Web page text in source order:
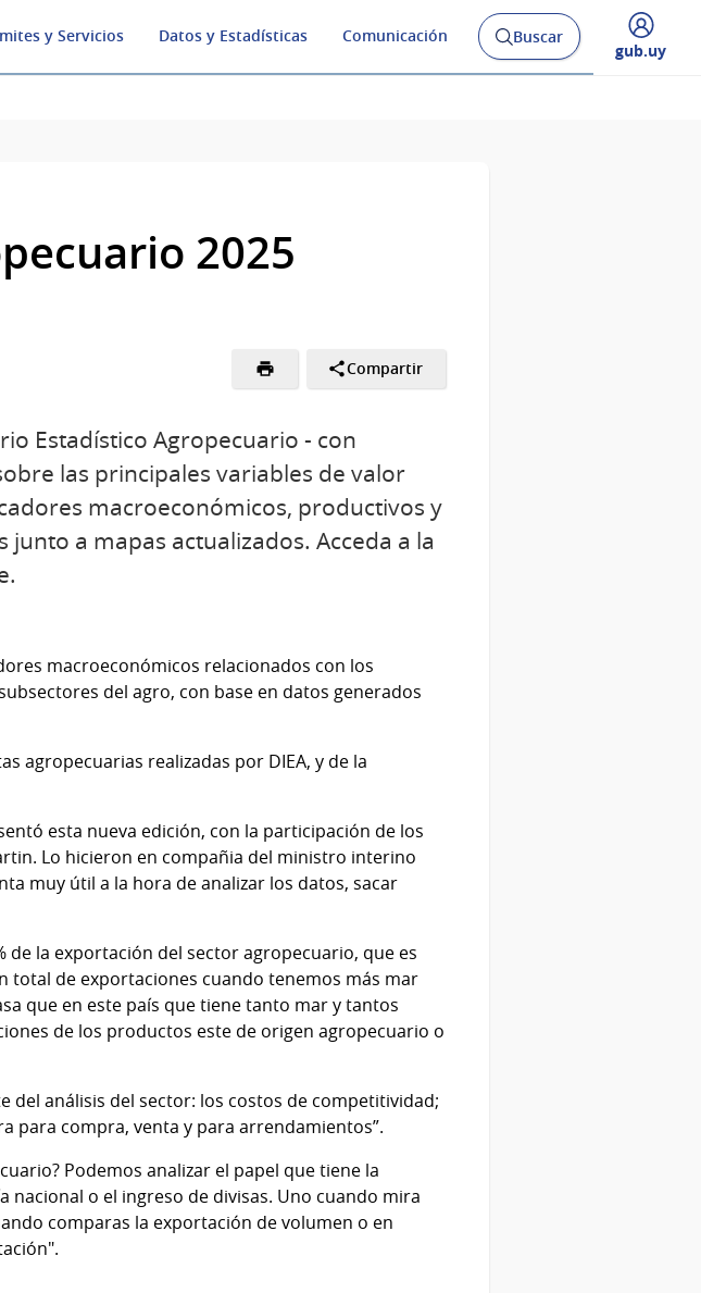
y Servicios Datos y Estadísticas Comunicación
Abrir
buscador
Buscar
Desplegar
gub.uy
2025
Compartir
Estadístico Agropecuario - con
las principales variables de valor
macroeconómicos, productivos y
a mapas actualizados. Acceda a la
macroeconómicos relacionados con los
del agro, con base en datos generados
agropecuarias realizadas por DIEA, y de la
esta nueva edición, con la participación de los
Lo hicieron en compañia del ministro interino
muy útil a la hora de analizar los datos, sacar
de la exportación del sector agropecuario, que es
total de exportaciones cuando tenemos más mar
que en este país que tiene tanto mar y tantos
de los productos este de origen agropecuario o
del análisis del sector: los costos de competitividad;
para compra, venta y para arrendamientos”.
Podemos analizar el papel que tiene la
o el ingreso de divisas. Uno cuando mira
comparas la exportación de volumen o en